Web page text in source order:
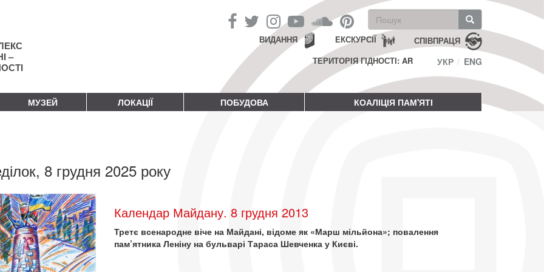
–
Пошукова
форма
Пошук СПІВПРАЦЯ
ЕКСКУРСІЇ
ВИДАННЯ
ТЕРИТОРІЯ ГІДНОСТІ: AR
УКР ENG
МУЗЕЙ ЛОКАЦІЇ ПОБУДОВА КОАЛІЦІЯ ПАМ'ЯТІ
8 грудня 2025 року
Календар Майдану. 8 грудня 2013
Третє всенародне віче на Майдані, відоме як «Марш мільйона»; повалення
пам’ятника Леніну на бульварі Тараса Шевченка у Києві.